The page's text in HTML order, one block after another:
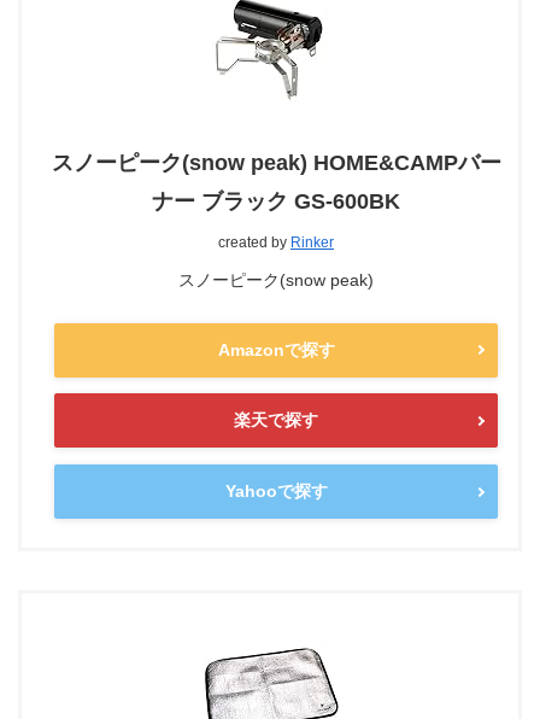
スノーピーク(snow peak) HOME&CAMPバー
ナー ブラック GS-600BK
created by Rinker
スノーピーク(snow peak)
Amazonで探す
楽天で探す
Yahooで探す